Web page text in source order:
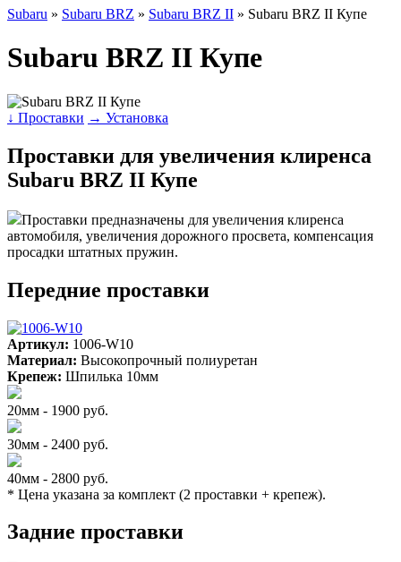
Subaru » Subaru BRZ » Subaru BRZ II » Subaru BRZ II Купе
Subaru BRZ II Купе
↓ Проставки → Установка
Проставки для увеличения клиренса
Subaru BRZ II Купе
Проставки предназначены для увеличения клиренса
автомобиля, увеличения дорожного просвета, компенсация
просадки штатных пружин.
Передние проставки
Артикул: 1006-W10
Материал: Высокопрочный полиуретан
Крепеж: Шпилька 10мм
20мм - 1900 руб.
30мм - 2400 руб.
40мм - 2800 руб.
* Цена указана за комплект (2 проставки + крепеж).
Задние проставки